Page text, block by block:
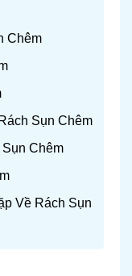
Chêm
Sụn Chêm
Chêm
Về Rách Sụn